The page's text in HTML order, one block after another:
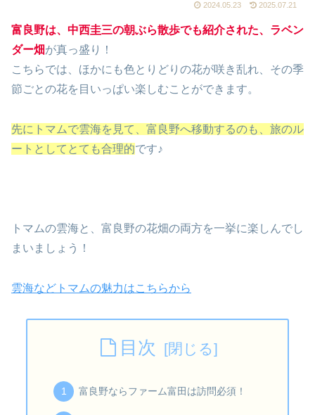
2024.05.23 2025.07.21
富良野は、中西圭三の朝ぶら散歩でも紹介された、ラベン
ダー畑が真っ盛り！
こちらでは、ほかにも色とりどりの花が咲き乱れ、その季
節ごとの花を目いっぱい楽しむことができます。
先にトマムで雲海を見て、富良野へ移動するのも、旅のル
ートとしてとても合理的です♪
トマムの雲海と、富良野の花畑の両方を一挙に楽しんでし
まいましょう！
雲海などトマムの魅力はこちらから
目次
富良野ならファーム富田は訪問必須！